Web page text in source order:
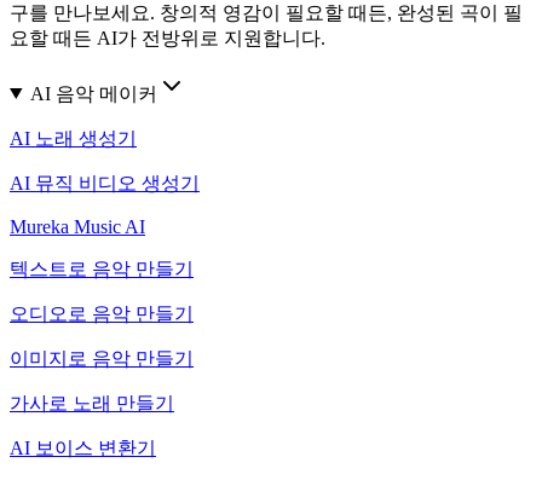
구를 만나보세요. 창의적 영감이 필요할 때든, 완성된 곡이 필
요할 때든 AI가 전방위로 지원합니다.
AI 음악 메이커
AI 노래 생성기
AI 뮤직 비디오 생성기
Mureka Music AI
텍스트로 음악 만들기
오디오로 음악 만들기
이미지로 음악 만들기
가사로 노래 만들기
AI 보이스 변환기